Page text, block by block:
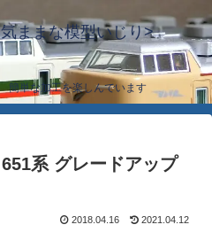
ままな模型いじり>
単な加工を楽しんでいます
系 グレードアップ
2018.04.16 2021.04.12